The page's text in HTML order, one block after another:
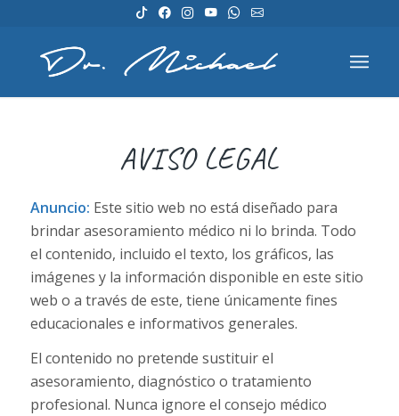
AVISO LEGAL
Anuncio: Este sitio web no está diseñado para
brindar asesoramiento médico ni lo brinda. Todo
el contenido, incluido el texto, los gráficos, las
imágenes y la información disponible en este sitio
web o a través de este, tiene únicamente fines
educacionales e informativos generales.
El contenido no pretende sustituir el
asesoramiento, diagnóstico o tratamiento
profesional. Nunca ignore el consejo médico